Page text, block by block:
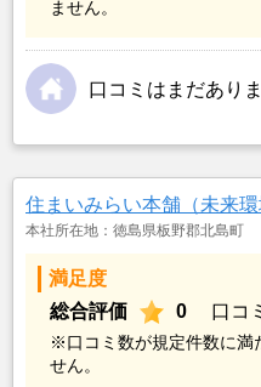
ません。
口コミはまだあり
住まいみらい本舗（未来
本社所在地：徳島県板野郡北島町
満足度
総合評価
0 口コ
※口コミ数が規定件数に満
せん。